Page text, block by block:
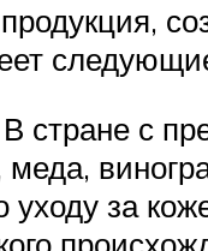
стране с
уходу за